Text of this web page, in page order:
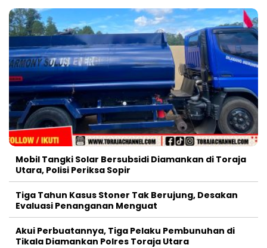
Mobil Tangki Solar Bersubsidi Diamankan di Toraja
Utara, Polisi Periksa Sopir
Tiga Tahun Kasus Stoner Tak Berujung, Desakan
Evaluasi Penanganan Menguat
Akui Perbuatannya, Tiga Pelaku Pembunuhan di
Tikala Diamankan Polres Toraja Utara